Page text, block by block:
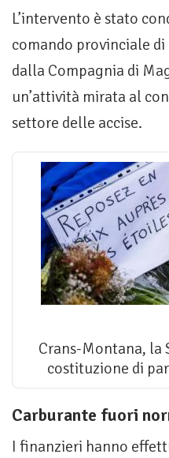
L’intervento è stato
comando provinciale
dalla Compagnia di
un’attività mirata al
settore delle accise.
Crans-Montana, la
costituzione di
Carburante fuori
I finanzieri hanno